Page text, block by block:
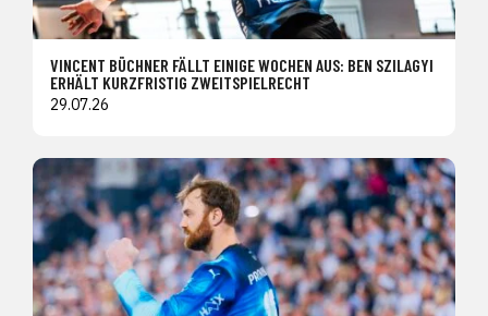
VINCENT BÜCHNER FÄLLT EINIGE WOCHEN AUS: BEN SZILAGYI
ERHÄLT KURZFRISTIG ZWEITSPIELRECHT
29.07.26